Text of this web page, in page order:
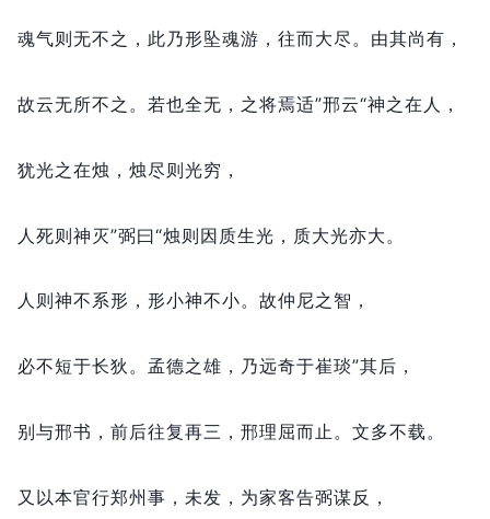
魂气则无不之， 此乃形坠魂游， 往而大尽。 由其尚有，
故云无所不之。 若也全无， 之将焉适”邢云“神之在人，
犹光之在烛， 烛尽则光穷，
人死则神灭”弼曰“烛则因质生光， 质大光亦大。
人则神不系形， 形小神不小。 故仲尼之智，
必不短于长狄。 孟德之雄， 乃远奇于崔琰”其后，
别与邢书， 前后往复再三， 邢理屈而止。 文多不载。
又以本官行郑州事， 未发， 为家客告弼谋反，